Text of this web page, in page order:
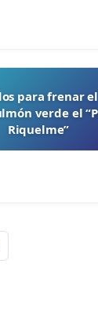
para frenar
verde el
Riquelme”